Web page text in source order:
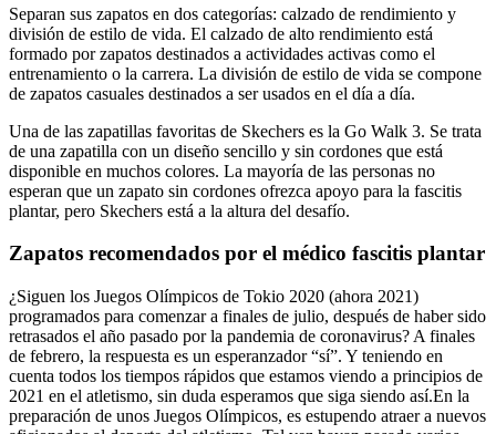
Separan sus zapatos en dos categorías: calzado de rendimiento y
división de estilo de vida. El calzado de alto rendimiento está
formado por zapatos destinados a actividades activas como el
entrenamiento o la carrera. La división de estilo de vida se compone
de zapatos casuales destinados a ser usados en el día a día.
Una de las zapatillas favoritas de Skechers es la Go Walk 3. Se trata
de una zapatilla con un diseño sencillo y sin cordones que está
disponible en muchos colores. La mayoría de las personas no
esperan que un zapato sin cordones ofrezca apoyo para la fascitis
plantar, pero Skechers está a la altura del desafío.
Zapatos recomendados por el médico fascitis plantar
¿Siguen los Juegos Olímpicos de Tokio 2020 (ahora 2021)
programados para comenzar a finales de julio, después de haber sido
retrasados el año pasado por la pandemia de coronavirus? A finales
de febrero, la respuesta es un esperanzador “sí”. Y teniendo en
cuenta todos los tiempos rápidos que estamos viendo a principios de
2021 en el atletismo, sin duda esperamos que siga siendo así.En la
preparación de unos Juegos Olímpicos, es estupendo atraer a nuevos